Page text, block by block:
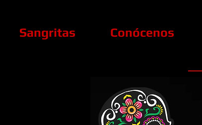
Sangritas Conócenos